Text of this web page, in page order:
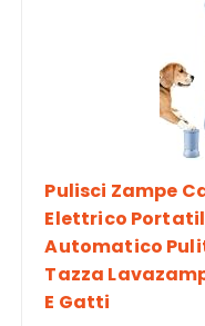
Pulisci Zampe
Elettrico
Automatico
Tazza
E Gatti